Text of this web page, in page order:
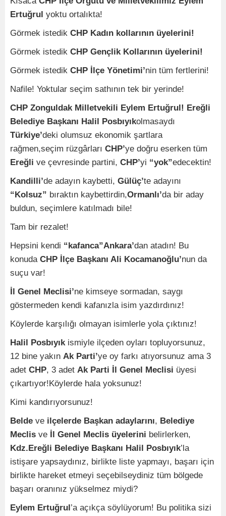
Ertuğrul yoktu ortalıkta!
Görmek istedik CHP Kadın kollarının üyelerini!
Görmek istedik CHP Gençlik Kollarının üyelerini!
Görmek istedik CHP İlçe Yönetimi’nin tüm fertlerini!
Nafile! Yoktular seçim sathının tek bir yerinde!
CHP Zonguldak Milletvekili Eylem Ertuğrul! Ereğli
Belediye Başkanı Halil Posbıyıkolmasaydı
Türkiye’deki olumsuz ekonomik şartlara
rağmen,seçim rüzgârları CHP’ye doğru eserken tüm
Ereğli ve çevresinde partini, CHP’yi “yok”edecektin!
Kandilli’de adayın kaybetti, Gülüç’te adayını
“Kolsuz” bıraktın kaybettirdin,Ormanlı’da bir aday
buldun, seçimlere katılmadı bile!
Tam bir rezalet!
Hepsini kendi “kafanca”Ankara’dan atadın! Bu
konuda CHP İlçe Başkanı Ali Kocamanoğlu’nun da
suçu var!
İl Genel Meclisi’ne kimseye sormadan, saygı
göstermeden kendi kafanızla isim yazdırdınız!
Köylerde karşılığı olmayan isimlerle yola çıktınız!
Halil Posbıyıkismiyle ilçeden oyları topluyorsunuz,
12 bine yakın Ak Parti’ye oy farkı atıyorsunuz ama 3
adet CHP, 3 adet Ak Parti İl Genel Meclisi üyesi
çıkartıyor!Köylerde hala yoksunuz!
Kimi kandırıyorsunuz!
Belde ve ilçelerde Başkan adaylarını, Belediye
Meclis ve İl Genel Meclis üyelerini belirlerken,
Kdz.Ereğli Belediye Başkanı Halil Posbıyık’la
istişare yapsaydınız, birlikte liste yapmayı, başarı için
birlikte hareket etmeyi seçebilseydiniz tüm bölgede
başarı oranınız yükselmez miydi?
Eylem Ertuğrul’a açıkça söylüyorum! Bu politika sizi